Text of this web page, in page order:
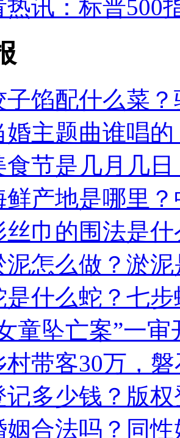
热讯：标普500
子馅配什么菜
婚主题曲谁唱
食节是几月几
鲜产地是哪里
丝巾的围法是
泥怎么做？淤
是什么蛇？七
童坠亡案”一
村带客30万，
记多少钱？版
姻合法吗？同